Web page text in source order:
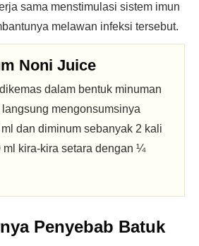
sama menstimulasi sistem imun
melawan infeksi tersebut.
Noni Juice
dalam bentuk minuman
mengonsumsinya
dan diminum sebanyak 2 kali
ml kira-kira setara dengan ¼
Penyebab Batuk